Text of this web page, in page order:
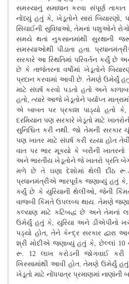
સમસ્યાનું સમાધાન કરવા સંપૂર્ણ
નોંધ્યું હતું કે, ખેડૂતોને સારાં બિયારણો,
સિંચાઈની સુવિધાઓ, તેમનાં પશુઓને
સમયે થતાં નુકસાનમાંથી સુરક્ષાની
સમસ્યાઓથી પીડાતા હતા.
સરકારે આ સ્થિતિમાં પરિવર્તન કર્યું છે
છે કે તાજેતરના વર્ષોમાં ખેડૂતોને
પ્રદાન કરવામાં આવી છે. તેમણે ઉમેર્યું
માટે સંઘર્ષ કરવો પડતો હતો અને
હતો,ત્યારે આજે ખેડૂતોને પર્યાપ્ત
એ બાબત પર પ્રકાશ પાડ્યો હતો કે,
દરમિયાન પણ સરકારે ખેડૂતો માટે
સુનિશ્ચિત કરી નથી.જો તેમની સરકાર
પણ ખાતર માટે સંઘર્ષ કરી રહ્યા હોત
વાત પર ભાર મૂક્યો કે બરૌની
અને ભારતીય ખેડૂતોને જે ખાતરો પ્રતિ
મળે છે તે ઘણા દેશોમાં થેલી દીઠ રૂ.
પ્રધાનમંત્રીએ ભારપૂર્વક જણાવ્યું હતું કે,
કર્યું છે કે યુરિયાની થેલીઓ,જેની
વાજબી કિંમતે ઉપલબ્ધ થાય. તેમણે
કલ્યાણ માટે કટિબદ્ધ છે અને તેમનાં
ઉમેર્યું હતું કે, યુરિયા અને ડીએપીનો
પડ્યો હોત, તેને કેન્દ્ર સરકાર દ્વારા
શ્રી મોદીએ જણાવ્યું હતું કે,છેલ્લાં 10
રૂ. 12 લાખ કરોડની જોગવાઈ કરી
ખિસ્સામાંથી આવી હોત.તેમણે ઉમેર્યું
ખેડૂતો માટે નોંધપાત્ર પ્રમાણમાં